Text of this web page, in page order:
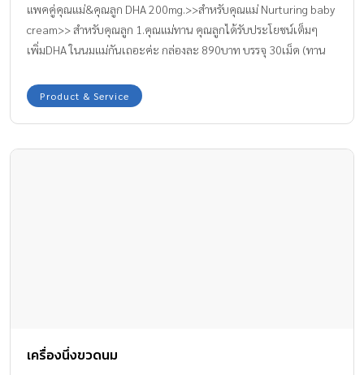
แพคคู่คุณแม่&คุณลูก DHA 200mg.>>สำหรับคุณแม่ Nurturing baby
cream>> สำหรับคุณลูก 1.คุณแม่ทาน คุณลูกได้รับประโยชน์เต็มๆ
เพิ่มDHA ในนมแม่กันเถอะค่ะ กล่องละ 890บาท บรรจุ 30เม็ด (ทาน
ที่ดี ของลูกน้อย โดยเฉพาะช่วยลดอาการ ผื่น บวมแดง อาทิเช่น ผื่นผ้า
อ้อม ราคาขวดละ 990บาท “ลงทุนเพื่อคนที่คุณรัก เป็นการลงทุนที่คุ้ม
#organicproduct #pureiceland #babylotion #vitaminformom
Product & Service
เครื่องนึ่งขวดนม